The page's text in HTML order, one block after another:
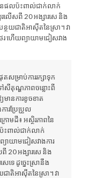
នផលប៉ះពាល់ជាក់លាក់
លើសពី 20 អង្សារសេ និង
ន្ថយជាតិអាស៊ីតនៃស្រា។ វា
េរ ហើយព្យាយាមជៀសវាង
ម្រាប់ការរក្សាទុក
សីតុណ្ហភាពចន្លោះពី
មានការខូចខាត
រប្រែប្រួល
ោមដី៖ អស្ថិរភាពនៃ
ពាល់ជាក់លាក់
ាយាមជៀសវាងការ
20 អង្សារសេ និង
ទេ ដូច្នេះស្រានឹង
ជាតិអាស៊ីតនៃស្រា។ វា